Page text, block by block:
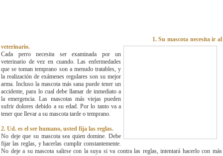
1. Su mascota necesita ir al
veterinario.
Cada perro necesita ser examinada por un
veterinario de vez en cuando. Las enfermedades
que se toman temprano son a menudo tratables, y
la realización de exámenes regulares son su mejor
arma. Incluso la mascota más sana puede tener un
accidente, para lo cual debe llamar de inmediato a
la emergencia. Las mascotas más viejas pueden
sufrir dolores debido a su edad. Por lo tanto va a
tener que llevar a su mascota tarde o temprano.
2. Ud. es el ser humano, usted fija las reglas.
No deje que su mascota sea quien domine. Debe
fijar las reglas, y hacerlas cumplir constantemente.
No deje a su mascota salirse con la suya si va contra las reglas, intentará hacerlo con más